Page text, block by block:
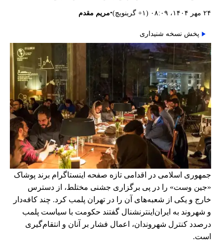
۲۴ مهر ۱۴۰۴، ۰۸:۰۹ (‎+۱ گرینویچ) •مریم مقدم
پخش نسخه شنیداری
جمهوری اسلامی در اقدامی تازه صفحه اینستاگرام برند پوشاک
«جین وست» را در پی برگزاری جشنی مختلط، از دسترس
خارج و یکی از شعبه‌های آن را در تهران پلمب کرد. چند کافه‌‌دار
و شهروند به ایران‌اینترنشنال گفتند حکومت با سیاست پلمب
درصدد کنترل شهروندان، اعمال فشار بر آنان و انتقام‌گیری
است.